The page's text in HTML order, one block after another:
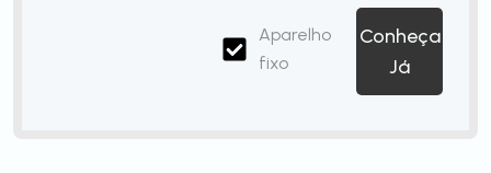
Aparelho
fixo
Conheça
Já